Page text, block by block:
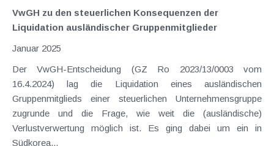
VwGH zu den steuerlichen Konsequenzen der
Liquidation ausländischer Gruppenmitglieder
Januar 2025
Der VwGH-Entscheidung (GZ Ro 2023/13/0003 vom
16.4.2024) lag die Liquidation eines ausländischen
Gruppenmitglieds einer steuerlichen Unternehmensgruppe
zugrunde und die Frage, wie weit die (ausländische)
Verlustverwertung möglich ist. Es ging dabei um ein in
Südkorea...